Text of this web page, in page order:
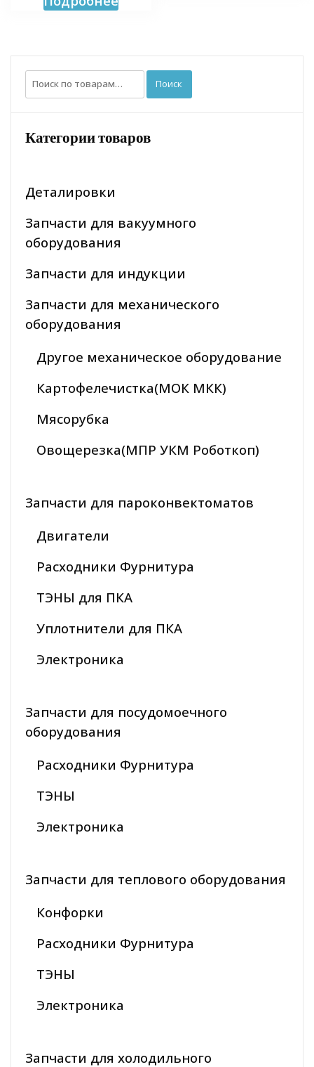
Искать: Поиск
Категории товаров
Деталировки
Запчасти для вакуумного
оборудования
Запчасти для индукции
Запчасти для механического
оборудования
Другое механическое оборудование
Картофелечистка(МОК МКК)
Мясорубка
Овощерезка(МПР УКМ Роботкоп)
Запчасти для пароконвектоматов
Двигатели
Расходники Фурнитура
ТЭНЫ для ПКА
Уплотнители для ПКА
Электроника
Запчасти для посудомоечного
оборудования
Расходники Фурнитура
ТЭНЫ
Электроника
Запчасти для теплового оборудования
Конфорки
Расходники Фурнитура
ТЭНЫ
Электроника
Запчасти для холодильного